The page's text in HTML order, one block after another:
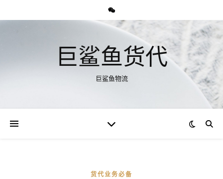
巨鲨鱼货代
巨鲨鱼物流
货代业务必备